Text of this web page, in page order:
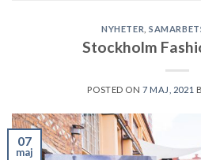
NYHETER ,
Stockholm
POSTED ON 7 MAJ, 2021
07
maj